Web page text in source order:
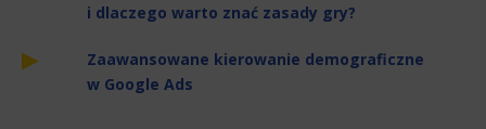
i dlaczego warto znać zasady gry?
Zaawansowane kierowanie demograficzne
w Google Ads